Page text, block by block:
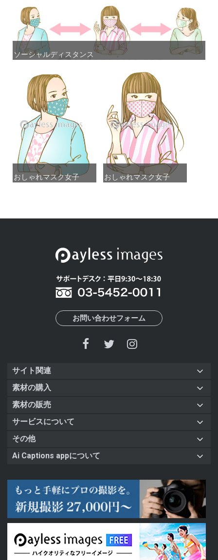
ソーシャルディスタンス
ソーシャルディスタンス
おしゃれマスク女子
おしゃれマスク女子 おしゃれマスク女子
おしゃれマスク女子
お問い合わせフォーム
サイト関連
素材の購入
素材の販売
サービスについて
その他
Ai Captions appについて